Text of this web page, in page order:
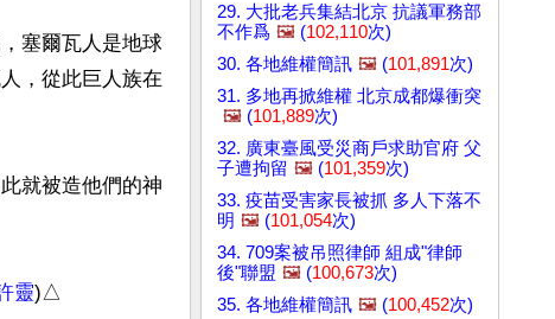
塞爾瓦人是地球
，從此巨人族在
就被造他們的神
靈
29. 大批老兵集結北京 抗議軍務部
不作爲 🖼️ (102,110次)
30. 各地維權簡訊 🖼️ (101,891次)
31. 多地再掀維權 北京成都爆衝突
🖼️ (101,889次)
32. 廣東臺風受災商戶求助官府 父
子遭拘留 🖼️ (101,359次)
33. 疫苗受害家長被抓 多人下落不
明 🖼️ (101,054次)
34. 709案被吊照律師 組成"律師
後"聯盟 🖼️ (100,673次)
35. 各地維權簡訊 🖼️ (100,452次)